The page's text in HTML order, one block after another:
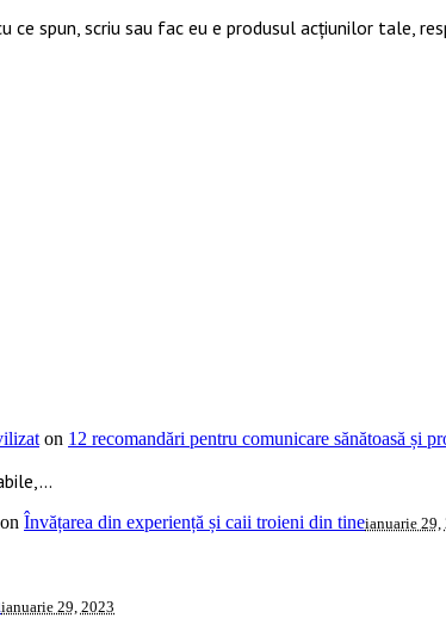
ce spun, scriu sau fac eu e produsul acțiunilor tale,
on 12 recomandări pentru comunicare sănătoasă și
on Învățarea din experiență și caii troieni din tineianuarie 29,
ianuarie 29, 2023